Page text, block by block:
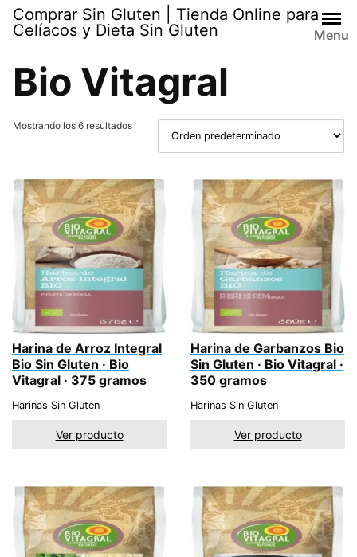
Skip
content
Comprar Sin Gluten | Tienda Online para
Celíacos y Dieta Sin Gluten
Menu
Bio Vitagral
Mostrando los 6 resultados
Harina de Arroz Integral
Bio Sin Gluten · Bio
Vitagral · 375 gramos
Harinas Sin Gluten
Ver producto
Harina de Garbanzos Bio
Sin Gluten · Bio Vitagral ·
350 gramos
Harinas Sin Gluten
Ver producto